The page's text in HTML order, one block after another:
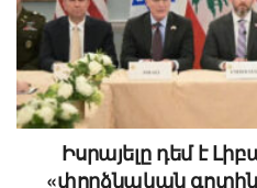
Իսրայելը դեմ է
«փորձնական